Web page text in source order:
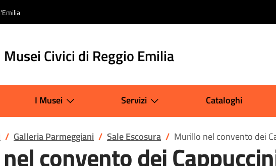
Musei Civici di Reggio Emilia
I Musei Servizi Cataloghi
Galleria Parmeggiani Sale Escosura Murillo nel convento dei
convento dei